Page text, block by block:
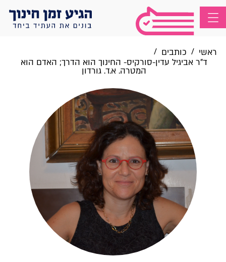
ראשי / כותבים /
ד"ר אביגיל עדין-סורקיס- החינוך הוא הדרך; האדם הוא
המטרה. א.ד. גורדון